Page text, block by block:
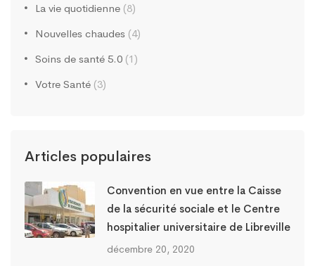
La vie quotidienne (8)
Nouvelles chaudes (4)
Soins de santé 5.0 (1)
Votre Santé (3)
Articles populaires
Convention en vue entre la Caisse
de la sécurité sociale et le Centre
hospitalier universitaire de Libreville
décembre 20, 2020